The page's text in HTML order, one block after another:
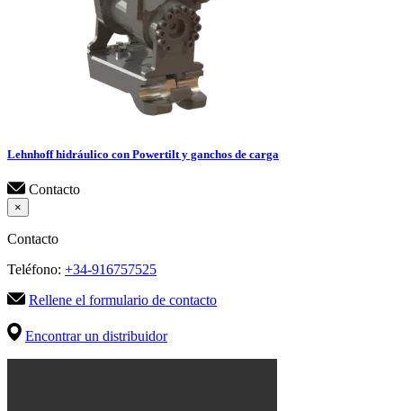
Lehnhoff hidráulico con Powertilt y ganchos de carga
Contacto
×
Contacto
Teléfono: +34-916757525
Rellene el formulario de contacto
Encontrar un distribuidor